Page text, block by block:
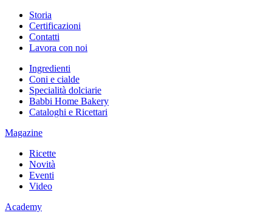
Storia
Certificazioni
Contatti
Lavora con noi
Ingredienti
Coni e cialde
Specialità dolciarie
Babbi Home Bakery
Cataloghi e Ricettari
Magazine
Ricette
Novità
Eventi
Video
Academy